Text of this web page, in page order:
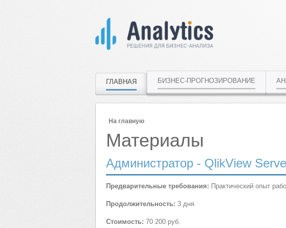
ГЛАВНАЯ БИЗНЕС-ПРОГНОЗИРОВАНИЕ
На главную
Материалы
Администратор - QlikView
Предварительные требования: Практический опыт
Продолжительность: 3 дня
Стоимость: 70 200 руб.